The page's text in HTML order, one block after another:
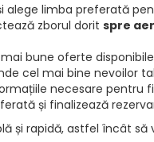
alege limba preferată
zborul dorit spre
bune oferte
cel mai bine nevoilor
necesare pentru
și finalizează
și rapidă, astfel încât